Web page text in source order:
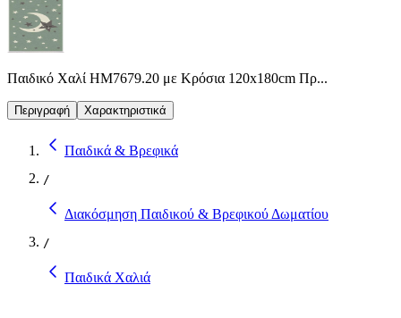
Παιδικό Χαλί HM7679.20 με Κρόσια 120x180cm Πρ...
Περιγραφή Χαρακτηριστικά
Παιδικά & Βρεφικά
/
Διακόσμηση Παιδικού & Βρεφικού Δωματίου
/
Παιδικά Χαλιά